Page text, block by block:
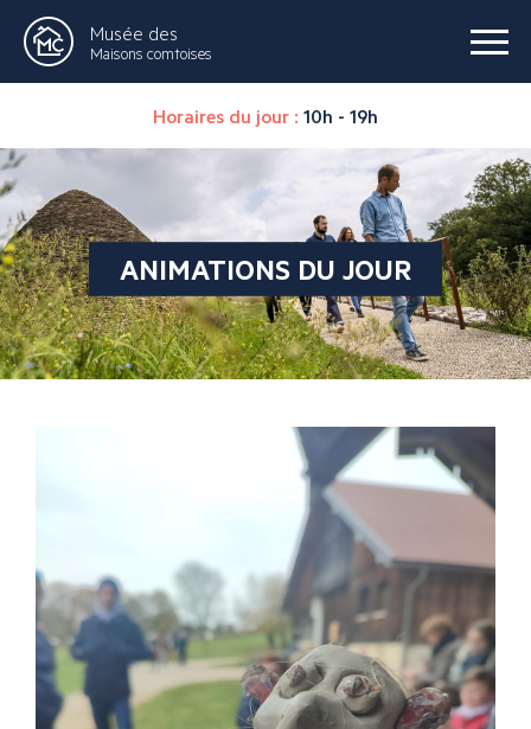
Musée des
Maisons comtoises
Horaires du jour : 10h - 19h
ANIMATIONS DU JOUR